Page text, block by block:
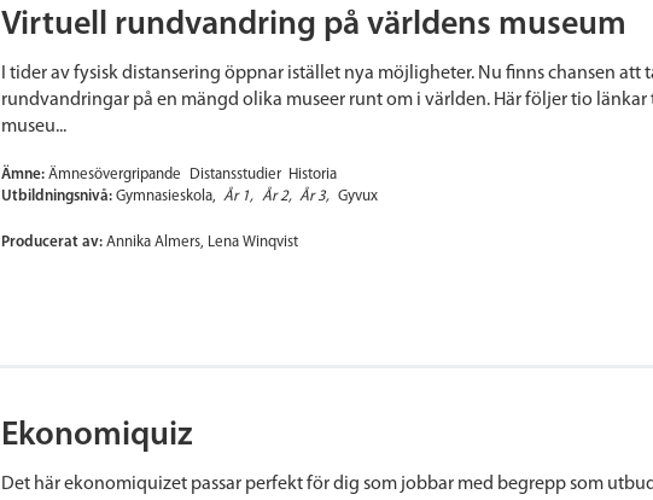
Virtuell rundvandring på världens museum
I tider av fysisk distansering öppnar istället nya möjligheter. Nu finns chansen att
rundvandringar på en mängd olika museer runt om i världen. Här följer tio
museu...
Ämne: Ämnesövergripande Distansstudier
Historia
Utbildningsnivå: Gymnasieskola År 1 År 2 År 3 Gyvux
Producerat av: Annika Almers, Lena Winqvist
Ekonomiquiz
Det här ekonomiquizet passar perfekt för dig som jobbar med begrepp som